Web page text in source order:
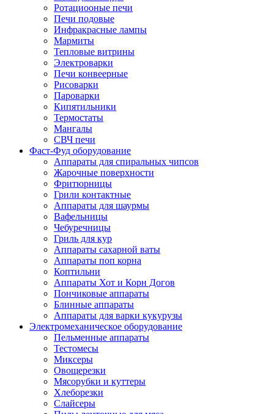
Ротациооные печи
Печи подовые
Инфракрасные лампы
Мармиты
Тепловые витрины
Электроварки
Печи конвеерные
Рисоварки
Пароварки
Кипятильники
Термостаты
Мангалы
СВЧ печи
Фаст-Фуд оборудование
Аппараты для спиральных чипсов
Жарочные поверхности
Фритюрницы
Грили контактные
Аппараты для шаурмы
Вафельницы
Чебуречницы
Гриль для кур
Аппараты сахарной ваты
Аппараты поп корна
Коптильни
Аппараты Хот и Корн Догов
Пончиковые аппараты
Блинные аппараты
Аппараты для варки кукурузы
Электромеханическое оборудование
Пельменные аппараты
Тестомесы
Миксеры
Овощерезки
Мясорубки и куттеры
Хлеборезки
Слайсеры